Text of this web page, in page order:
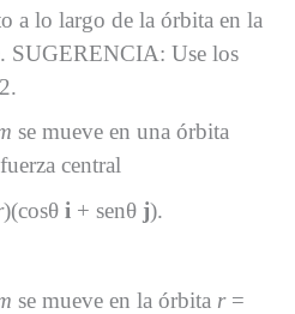
a lo largo de la órbita en la
SUGERENCIA: Use los
se mueve en una órbita
central
)(cosθ i + senθ j).
se mueve en la órbita r=